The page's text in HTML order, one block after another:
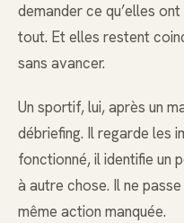
demander ce qu’elles
tout. Et elles restent
sans avancer.
Un sportif, lui, après un
débriefing. Il regarde les
fonctionné, il identifie un
à autre chose. Il ne
même action manquée.